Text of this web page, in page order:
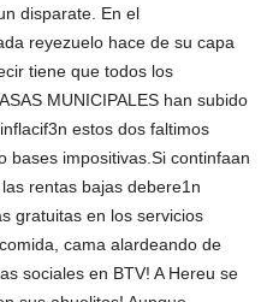
disparate. En el
reyezuelo hace de su capa
tiene que todos los
MUNICIPALES han subido
estos dos faltimos
bases impositivas.Si continfaan
rentas bajas debere1n
gratuitas en los servicios
cama alardeando de
sociales en BTV! A Hereu se